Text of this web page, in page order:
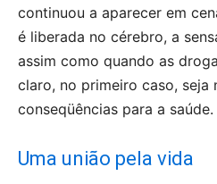
continuou a aparecer em
é liberada no cérebro, a
assim como quando as
claro, no primeiro caso, seja
conseqüências para a saúde.
Uma união pela vida